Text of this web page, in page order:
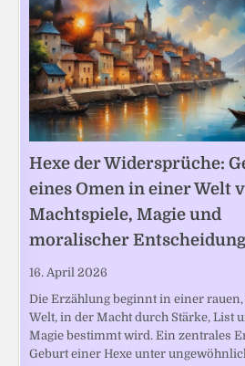
Hexe der Widersprüche:
eines Omen in einer Welt
Machtspiele, Magie und
moralischer
16. April 2026
Die Erzählung beginnt in einer
Welt, in der Macht durch Stärke, List
Magie bestimmt wird. Ein zentrales
Geburt einer Hexe unter